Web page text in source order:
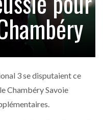
3 se disputaient ce
Chambéry Savoie